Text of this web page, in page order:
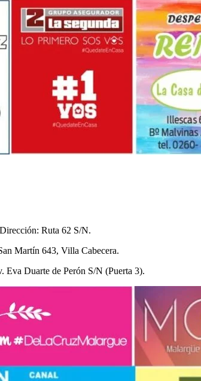
Ruta 62 S/N.
Martín 643, Villa Cabecera.
Duarte de Perón S/N (Puerta 3).